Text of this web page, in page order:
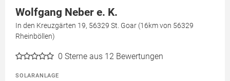
Wolfgang Neber e. K.
In den Kreuzgärten 19, 56329 St. Goar (16km von 56329
Rheinböllen)
0 Sterne aus 12 Bewertungen
SOLARANLAGE